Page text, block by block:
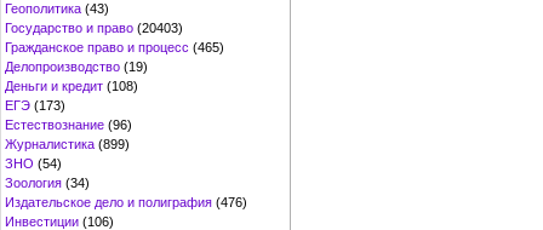
Геополитика (43)
Государство и право (20403)
Гражданское право и процесс (465)
Делопроизводство (19)
Деньги и кредит (108)
ЕГЭ (173)
Естествознание (96)
Журналистика (899)
ЗНО (54)
Зоология (34)
Издательское дело и полиграфия (476)
Инвестиции (106)